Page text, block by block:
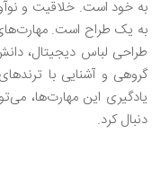
به خود است. خلاقیت و
به یک طراح است.
طراحی لباس دیجیتال،
گروهی و آشنایی با
یادگیری این مهارت‌ها،
دنبال کرد.